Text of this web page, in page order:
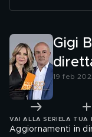
Gigi
19 feb
VAI ALLA SERIE LA TUA
Aggiornamenti in